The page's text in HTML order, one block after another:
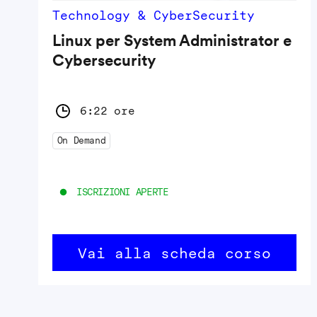
Technology & CyberSecurity
Linux per System Administrator e
Cybersecurity
6:22 ore
On Demand
ISCRIZIONI APERTE
Vai alla scheda corso